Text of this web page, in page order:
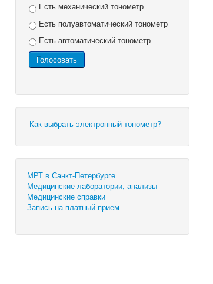
Есть механический тонометр
Есть полуавтоматический тонометр
Есть автоматический тонометр
Как выбрать электронный тонометр?
МРТ в Санкт-Петербурге
Медицинские лаборатории, анализы
Медицинские справки
Запись на платный прием